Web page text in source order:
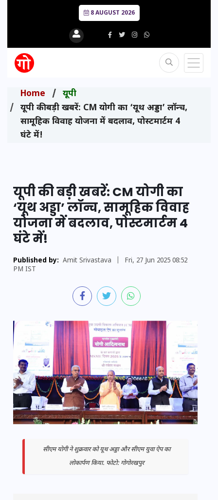
8 AUGUST 2026
Home
यूपी
यूपी की बड़ी खबरें: CM योगी का ‘यूथ अड्डा’ लॉन्च,
सामूहिक विवाह योजना में बदलाव, पोस्टमार्टम 4
घंटे में!
यूपी की बड़ी खबरें: CM योगी का
‘यूथ अड्डा’ लॉन्च, सामूहिक विवाह
योजना में बदलाव, पोस्टमार्टम 4
घंटे में!
Published by: Amit Srivastava
Fri, 27 Jun 2025 08:52
PM IST
सीएम योगी ने शुक्रवार को यूथ अड्डा और सीएम युवा ऐप का
लोकार्पण किया. फोटो: गोगोरखपुर